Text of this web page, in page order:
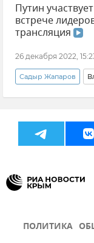
Политика СНГ
Новости
Путин
встрече
трансляция
26 декабря 2022,
Садыр Жапаров
Россия
Санкт-Петербург
Касым-Жомарт Токаев
Шавкат Мирзиёев
ПОЛИТИКА